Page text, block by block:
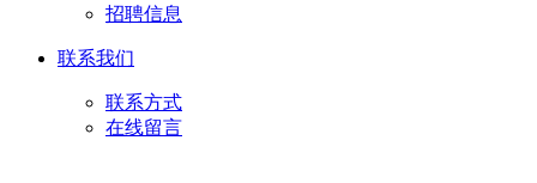
招聘信息
联系我们
联系方式
在线留言